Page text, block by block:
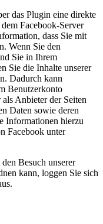
das Plugin eine direkte
Facebook-Server
dass Sie mit
Wenn Sie den
Sie in Ihrem
Sie die Inhalte unserer
Dadurch kann
Benutzerkonto
Anbieter der Seiten
Daten sowie deren
Informationen hierzu
Facebook unter
Besuch unserer
kann, loggen Sie sich